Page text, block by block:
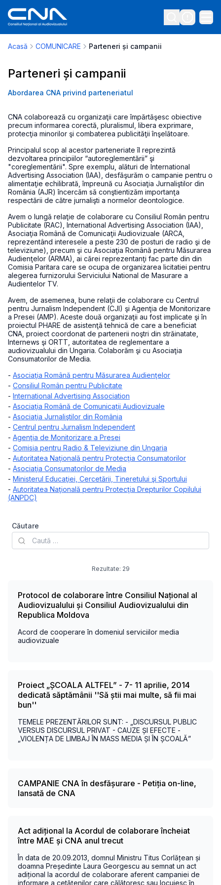
Acasă COMUNICARE Parteneri și campanii
Parteneri și campanii
Abordarea CNA privind parteneriatul
CNA colaborează cu organizaţii care împărtăşesc obiective
precum informarea corectă, pluralismul, libera exprimare,
protecţia minorilor şi combaterea publicităţii înşelătoare.
Principalul scop al acestor parteneriate îl reprezintă
dezvoltarea principiilor “autoreglementării” şi
"coreglementării". Spre exemplu, alături de International
Advertising Association (IAA), desfăşurăm o campanie pentru o
alimentaţie echilibrată, împreună cu Asociaţia Jurnaliştilor din
România (AJR) încercăm să conştientizăm importanţa
respectării de către jurnalişti a normelor deontologice.
Avem o lungă relaţie de colaborare cu Consiliul Român pentru
Publicitate (RAC), International Advertising Association (IAA),
Asociaţia Română de Comunicaţii Audiovizuale (ARCA,
reprezentând interesele a peste 230 de posturi de radio şi de
televiziune), precum şi cu Asociaţia Română pentru Măsurarea
Audienţelor (ARMA), ai cărei reprezentanţi fac parte din din
Comisia Paritara care se ocupa de organizarea licitatiei pentru
alegerea furnizorului Serviciului National de Masurare a
Audientelor TV.
Avem, de asemenea, bune relaţii de colaborare cu Centrul
pentru Jurnalism Independent (CJI) şi Agenţia de Monitorizare
a Presei (AMP). Aceste două organizaţii au fost implicate şi în
proiectul PHARE de asistenţă tehnică de care a beneficiat
CNA, proiect coordonat de partenerii noştri din străinatate,
Internews şi ORTT, autoritatea de reglementare a
audiovizualului din Ungaria. Colaborăm şi cu Asociaţia
Consumatorilor de Media.
- Asociaţia Română pentru Măsurarea Audienţelor
- Consiliul Român pentru Publicitate
- International Advertising Association
- Asociaţia Română de Comunicaţii Audiovizuale
- Asociaţia Jurnaliştilor din România
- Centrul pentru Jurnalism Independent
- Agenţia de Monitorizare a Presei
- Comisia pentru Radio & Televiziune din Ungaria
- Autoritatea Naţională pentru Protecţia Consumatorilor
- Asociaţia Consumatorilor de Media
- Ministerul Educaţiei, Cercetării, Tineretului şi Sportului
- Autoritatea Naţională pentru Protecţia Drepturilor Copilului
(ANPDC)
Căutare
Rezultate: 29
Protocol de colaborare între Consiliul Național al
Audiovizualului și Consiliul Audiovizualului din
Republica Moldova
Acord de cooperare în domeniul serviciilor media
audiovizuale
Proiect „ȘCOALA ALTFEL” - 7- 11 aprilie, 2014
dedicată săptămânii ''Să știi mai multe, să fii mai
bun''
TEMELE PREZENTĂRILOR SUNT: - „DISCURSUL PUBLIC
VERSUS DISCURSUL PRIVAT - CAUZE ȘI EFECTE -
„VIOLENȚA DE LIMBAJ ÎN MASS MEDIA ȘI ÎN ȘCOALĂ”
CAMPANIE CNA în desfășurare - Petiția on-line,
lansată de CNA
Act adițional la Acordul de colaborare încheiat
între MAE și CNA anul trecut
În data de 20.09.2013, domnul Ministru Titus Corlățean și
doamna Președinte Laura Georgescu au semnat un act
adițional la acordul de colaborare aferent campaniei de
informare a cetățenilor care călătoresc sau locuiesc în